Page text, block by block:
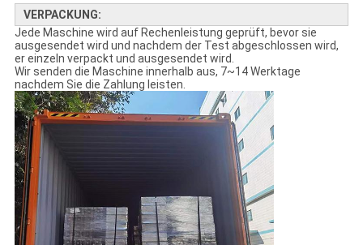
VERPACKUNG:
Jede Maschine wird auf Rechenleistung geprüft, bevor sie
ausgesendet wird und nachdem der Test abgeschlossen wird,
er einzeln verpackt und ausgesendet wird.
Wir senden die Maschine innerhalb aus, 7~14 Werktage
nachdem Sie die Zahlung leisten.